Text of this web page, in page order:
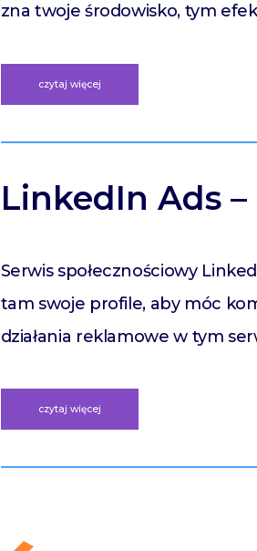
zna twoje środowisko, tym
czytaj więcej
LinkedIn Ads
Serwis społecznościowy
tam swoje profile, aby móc
działania reklamowe w tym
czytaj więcej